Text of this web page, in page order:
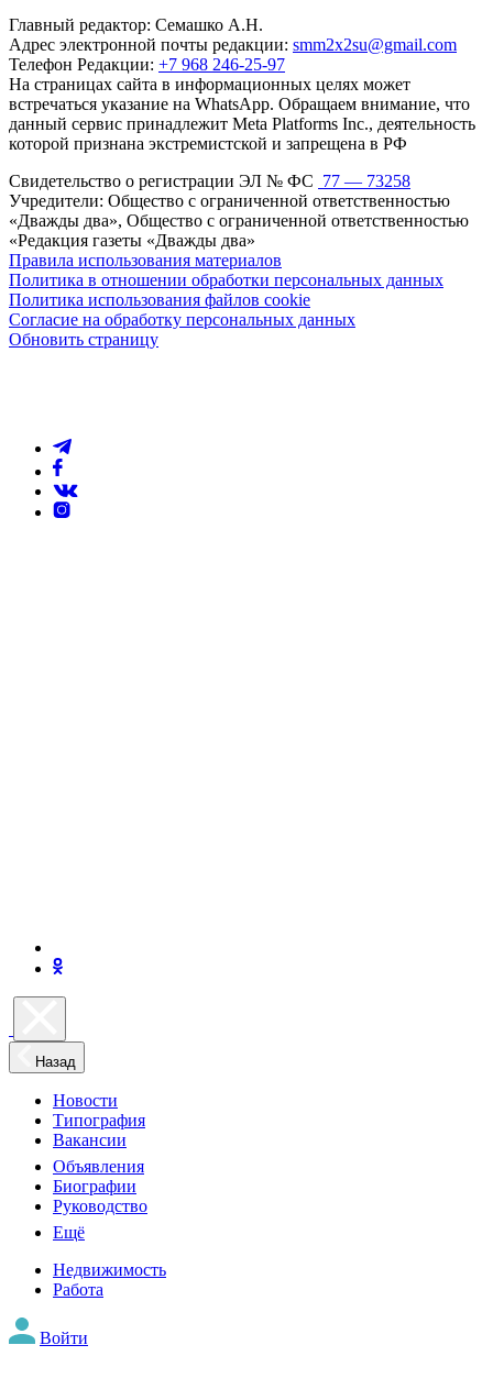
Главный редактор: Семашко А.Н.
Адрес электронной почты редакции: smm2x2su@gmail.com
Телефон Редакции: +7 968 246-25-97
На страницах сайта в информационных целях может
встречаться указание на WhatsApp. Обращаем внимание, что
данный сервис принадлежит Meta Platforms Inc., деятельность
которой признана экстремистской и запрещена в РФ
Свидетельство о регистрации ЭЛ № ФС 77 — 73258
Учредители: Общество с ограниченной ответственностью
«Дважды два», Общество с ограниченной ответственностью
«Редакция газеты «Дважды два»
Правила использования материалов
Политика в отношении обработки персональных данных
Политика использования файлов cookie
Согласие на обработку персональных данных
Обновить страницу
Назад
Новости
Типография
Вакансии
Объявления
Биографии
Руководство
Ещё
Недвижимость
Работа
Войти